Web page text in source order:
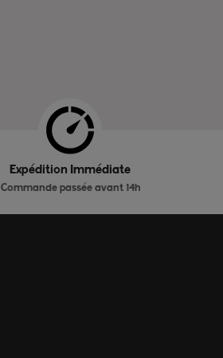
Expédition Immédiate
Commande passée avant 14h